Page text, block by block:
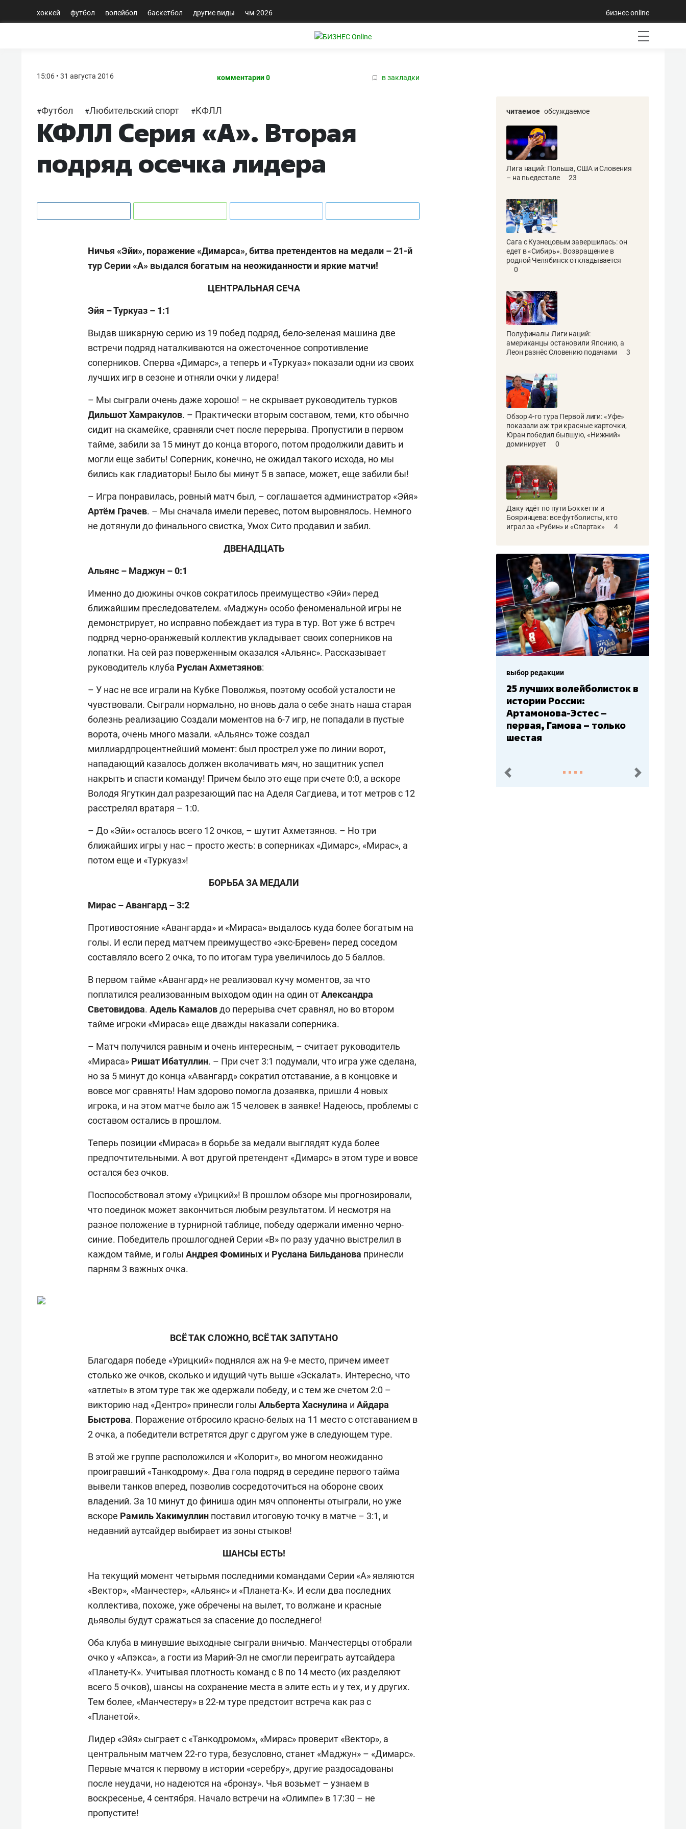
хоккей футбол волейбол баскетбол другие виды чм-2026 бизнес online
15:06 • 31 августа 2016 комментарии 0 в закладки
#Футбол #Любительский спорт #КФЛЛ
КФЛЛ Серия «А». Вторая
подряд осечка лидера
Ничья «Эйи», поражение «Димарса», битва претендентов на медали – 21-й
тур Серии «А» выдался богатым на неожиданности и яркие матчи!
ЦЕНТРАЛЬНАЯ СЕЧА
Эйя – Туркуаз – 1:1
Выдав шикарную серию из 19 побед подряд, бело-зеленая машина две
встречи подряд наталкиваются на ожесточенное сопротивление
соперников. Сперва «Димарс», а теперь и «Туркуаз» показали одни из своих
лучших игр в сезоне и отняли очки у лидера!
– Мы сыграли очень даже хорошо! – не скрывает руководитель турков
ДильшотХамракулов. – Практически вторым составом, теми, кто обычно
сидит на скамейке, сравняли счет после перерыва. Пропустили в первом
тайме, забили за 15 минут до конца второго, потом продолжили давить и
могли еще забить! Соперник, конечно, не ожидал такого исхода, но мы
бились как гладиаторы! Было бы минут 5 в запасе, может, еще забили бы!
– Игра понравилась, ровный матч был, – соглашается администратор «Эйя»
Артём Грачев. – Мы сначала имели перевес, потом выровнялось. Немного
не дотянули до финального свистка, Умох Сито продавил и забил.
ДВЕНАДЦАТЬ
Альянс – Маджун – 0:1
Именно до дюжины очков сократилось преимущество «Эйи» перед
ближайшим преследователем. «Маджун» особо феноменальной игры не
демонстрирует, но исправно побеждает из тура в тур. Вот уже 6 встреч
подряд черно-оранжевый коллектив укладывает своих соперников на
лопатки. На сей раз поверженным оказался «Альянс». Рассказывает
руководитель клуба Руслан Ахметзянов:
– У нас не все играли на Кубке Поволжья, поэтому особой усталости не
чувствовали. Сыграли нормально, но вновь дала о себе знать наша старая
болезнь реализацию Создали моментов на 6-7 игр, не попадали в пустые
ворота, очень много мазали. «Альянс» тоже создал
миллиардпроцентнейший момент: был прострел уже по линии ворот,
нападающий казалось должен вколачивать мяч, но защитник успел
накрыть и спасти команду! Причем было это еще при счете 0:0, а вскоре
Володя Ягуткин дал разрезающий пас на Аделя Сагдиева, и тот метров с 12
расстрелял вратаря – 1:0.
– До «Эйи» осталось всего 12 очков, – шутит Ахметзянов. – Но три
ближайших игры у нас – просто жесть: в соперниках «Димарс», «Мирас», а
потом еще и «Туркуаз»!
БОРЬБА ЗА МЕДАЛИ
Мирас – Авангард – 3:2
Противостояние «Авангарда» и «Мираса» выдалось куда более богатым на
голы. И если перед матчем преимущество «экс-Бревен» перед соседом
составляло всего 2 очка, то по итогам тура увеличилось до 5 баллов.
В первом тайме «Авангард» не реализовал кучу моментов, за что
поплатился реализованным выходом один на один отАлександра
Световидова. Адель Камаловдо перерыва счет сравнял, но во втором
тайме игроки «Мираса» еще дважды наказали соперника.
– Матч получился равным и очень интересным, – считает руководитель
«Мираса» Ришат Ибатуллин. – При счет 3:1 подумали, что игра уже сделана,
но за 5 минут до конца «Авангард» сократил отставание, а в концовке и
вовсе мог сравнять! Нам здорово помогла дозаявка, пришли 4 новых
игрока, и на этом матче было аж 15 человек в заявке! Надеюсь, проблемы с
составом остались в прошлом.
Теперь позиции «Мираса» в борьбе за медали выглядят куда более
предпочтительными. А вот другой претендент «Димарс» в этом туре и вовсе
остался без очков.
Поспособствовал этому «Урицкий»! В прошлом обзоре мы прогнозировали,
что поединок может закончиться любым результатом. И несмотря на
разное положение в турнирной таблице, победу одержали именно черно-
синие. Победитель прошлогодней Серии «В» по разу удачно выстрелил в
каждом тайме, и голы Андрея Фоминых и Руслана Бильданова принесли
парням 3 важных очка.
ВСЁ ТАК СЛОЖНО, ВСЁ ТАК ЗАПУТАНО
Благодаря победе «Урицкий» поднялся аж на 9-е место, причем имеет
столько же очков, сколько и идущий чуть выше «Эскалат». Интересно, что
«атлеты» в этом туре так же одержали победу, и с тем же счетом 2:0 –
викторию над «Дентро» принесли голы Альберта Хаснулина и Айдара
Быстрова. Поражение отбросило красно-белых на 11 место с отставанием в
2 очка, а победители встретятся друг с другом уже в следующем туре.
В этой же группе расположился и «Колорит», во многом неожиданно
проигравший «Танкодрому». Два гола подряд в середине первого тайма
вывели танков вперед, позволив сосредоточиться на обороне своих
владений. За 10 минут до финиша один мяч оппоненты отыграли, но уже
вскоре Рамиль Хакимуллин поставил итоговую точку в матче – 3:1, и
недавний аутсайдер выбирает из зоны стыков!
ШАНСЫ ЕСТЬ!
На текущий момент четырьмя последними командами Серии «А» являются
«Вектор», «Манчестер», «Альянс» и «Планета-К». И если два последних
коллектива, похоже, уже обречены на вылет, то волжане и красные
дьяволы будут сражаться за спасение до последнего!
Оба клуба в минувшие выходные сыграли вничью. Манчестерцы отобрали
очко у «Апэкса», а гости из Марий-Эл не смогли переиграть аутсайдера
«Планету-К». Учитывая плотность команд с 8 по 14 место (их разделяют
всего 5 очков), шансы на сохранение места в элите есть и у тех, и у других.
Тем более, «Манчестеру» в 22-м туре предстоит встреча как раз с
«Планетой».
Лидер «Эйя» сыграет с «Танкодромом», «Мирас» проверит «Вектор», а
центральным матчем 22-го тура, безусловно, станет «Маджун» – «Димарс».
Первые мчатся к первому в истории «серебру», другие раздосадованы
после неудачи, но надеются на «бронзу». Чья возьмет – узнаем в
воскресенье, 4 сентября. Начало встречи на «Олимпе» в 17:30 – не
пропустите!
читаемое обсуждаемое
Лига наций: Польша, США и Словения
– на пьедестале
23
Сага с Кузнецовым завершилась: он
едет в «Сибирь». Возвращение в
родной Челябинск откладывается
0
Полуфиналы Лиги наций:
американцы остановили Японию, а
Леон разнёс Словению подачами
3
Обзор 4-го тура Первой лиги: «Уфе»
показали аж три красные карточки,
Юран победил бывшую, «Нижний»
доминирует
0
Даку идёт по пути Боккетти и
Бояринцева: все футболисты, кто
играл за «Рубин» и «Спартак»
4
выбор редакции
Бюджеты клубов КХЛ: СКА
– главный мажор, «Ак
Барс» – второй, «Салават
Юлаев» – середняк
пред. след.